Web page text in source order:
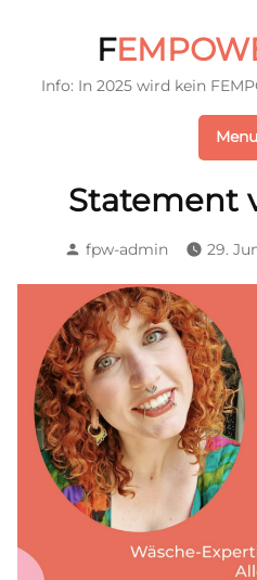
F
Info: In 2025 wird kein
Menu
Statement
Posted
fpw-admin 29.